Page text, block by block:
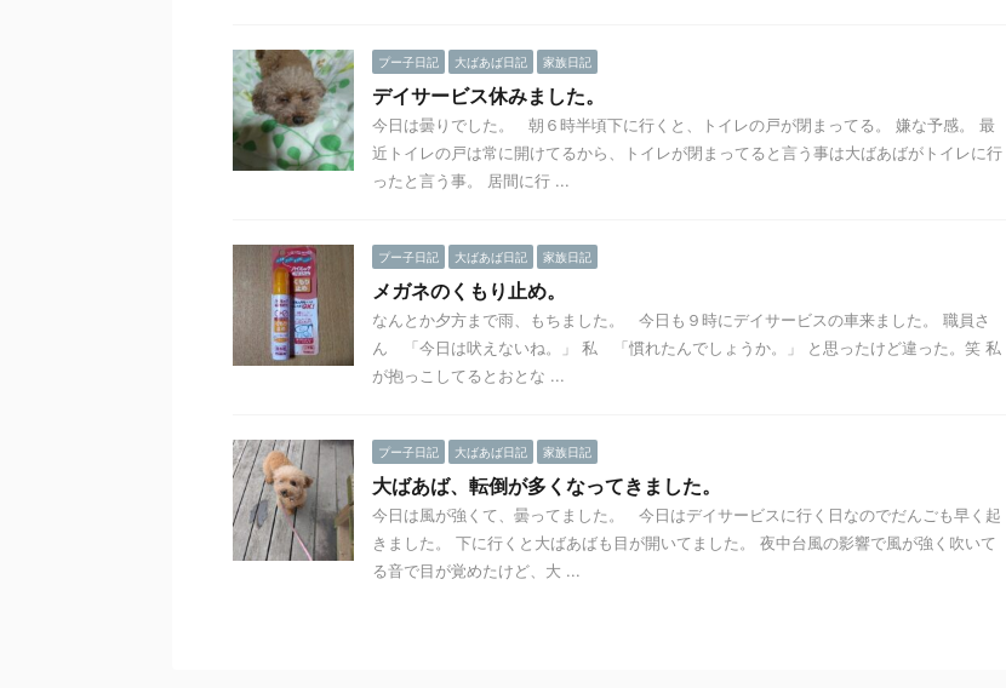
プー子日記 大ばあば日記 家族日記
デイサービス休みました。
今日は曇りでした。 朝６時半頃下に行くと、トイレの戸が閉まってる。 嫌な予感。 最
近トイレの戸は常に開けてるから、トイレが閉まってると言う事は大ばあばがトイレに行
ったと言う事。 居間に行 ...
プー子日記 大ばあば日記 家族日記
メガネのくもり止め。
なんとか夕方まで雨、もちました。 今日も９時にデイサービスの車来ました。 職員さ
ん 「今日は吠えないね。」 私 「慣れたんでしょうか。」 と思ったけど違った。笑 私
が抱っこしてるとおとな ...
プー子日記 大ばあば日記 家族日記
大ばあば、転倒が多くなってきました。
今日は風が強くて、曇ってました。 今日はデイサービスに行く日なのでだんごも早く起
きました。 下に行くと大ばあばも目が開いてました。 夜中台風の影響で風が強く吹いて
る音で目が覚めたけど、大 ...